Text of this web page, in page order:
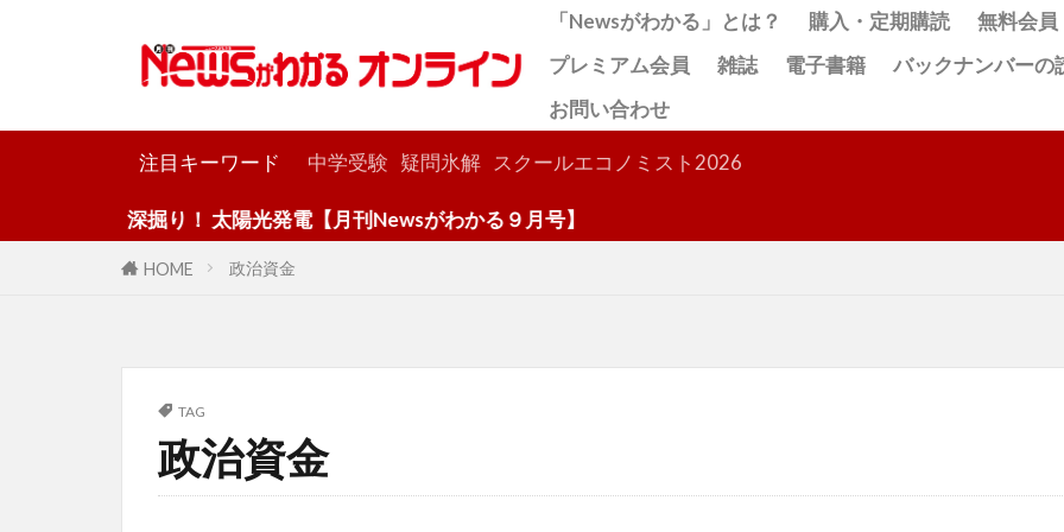
「Newsがわかる」とは？ 購入・定期購読
無料会員
プレミアム会員
雑誌 電子書籍
バックナンバーの
お問い合わせ
注目キーワード 中学受験 疑問氷解 スクールエコノミスト2026
深掘り！ 太陽光発電【月刊Newsがわかる９月号】
HOME 政治資金
TAG
政治資金
検索